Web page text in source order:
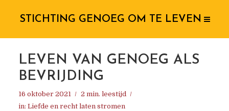
STICHTING GENOEG OM TE LEVEN
LEVEN VAN GENOEG ALS
BEVRIJDING
16 oktober 2021
2 min. leestijd
in: Liefde en recht laten stromen